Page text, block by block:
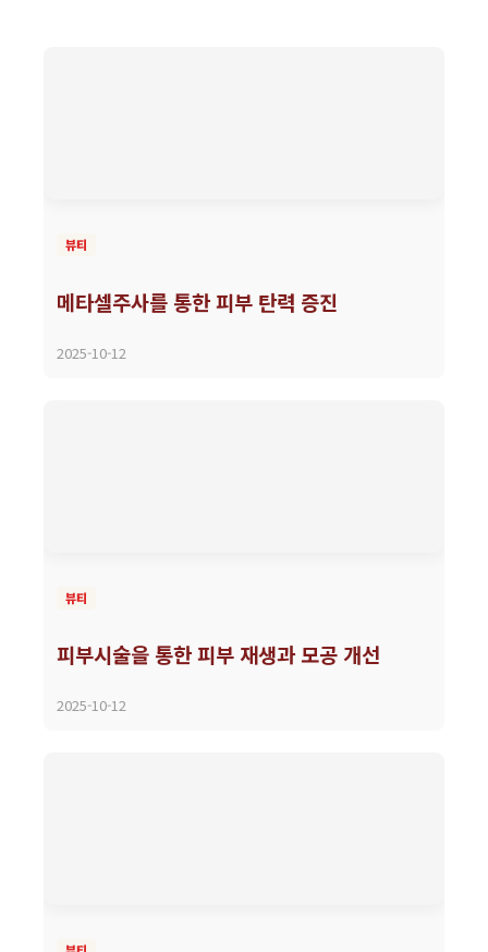
뷰티
메타셀주사를 통한 피부 탄력 증진
2025-10-12
뷰티
피부시술을 통한 피부 재생과 모공 개선
2025-10-12